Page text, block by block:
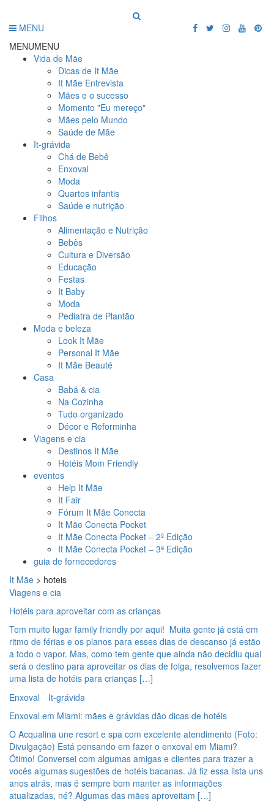
MENU
MENUMENU
Vida de Mãe
Dicas de It Mãe
It Mãe Entrevista
Mães e o sucesso
Momento "Eu mereço"
Mães pelo Mundo
Saúde de Mãe
It-grávida
Chá de Bebê
Enxoval
Moda
Quartos infantis
Saúde e nutrição
Filhos
Alimentação e Nutrição
Bebês
Cultura e Diversão
Educação
Festas
It Baby
Moda
Pediatra de Plantão
Moda e beleza
Look It Mãe
Personal It Mãe
It Mãe Beauté
Casa
Babá & cia
Na Cozinha
Tudo organizado
Décor e Reforminha
Viagens e cia
Destinos It Mãe
Hotéis Mom Friendly
eventos
Help It Mãe
It Fair
Fórum It Mãe Conecta
It Mãe Conecta Pocket
It Mãe Conecta Pocket – 2ª Edição
It Mãe Conecta Pocket – 3ª Edição
guia de fornecedores
It Mãe > hoteis
Viagens e cia
Hotéis para aproveitar com as crianças
Tem muito lugar family friendly por aqui! Muita gente já está em
ritmo de férias e os planos para esses dias de descanso já estão
a todo o vapor. Mas, como tem gente que ainda não decidiu qual
será o destino para aproveitar os dias de folga, resolvemos fazer
uma lista de hotéis para crianças […]
Enxoval
It-grávida
Enxoval em Miami: mães e grávidas dão dicas de hotéis
O Acqualina une resort e spa com excelente atendimento (Foto:
Divulgação) Está pensando em fazer o enxoval em Miami?
Ótimo! Conversei com algumas amigas e clientes para trazer a
vocês algumas sugestões de hotéis bacanas. Já fiz essa lista uns
anos atrás, mas é sempre bom manter as informações
atualizadas, né? Algumas das mães aproveitam […]